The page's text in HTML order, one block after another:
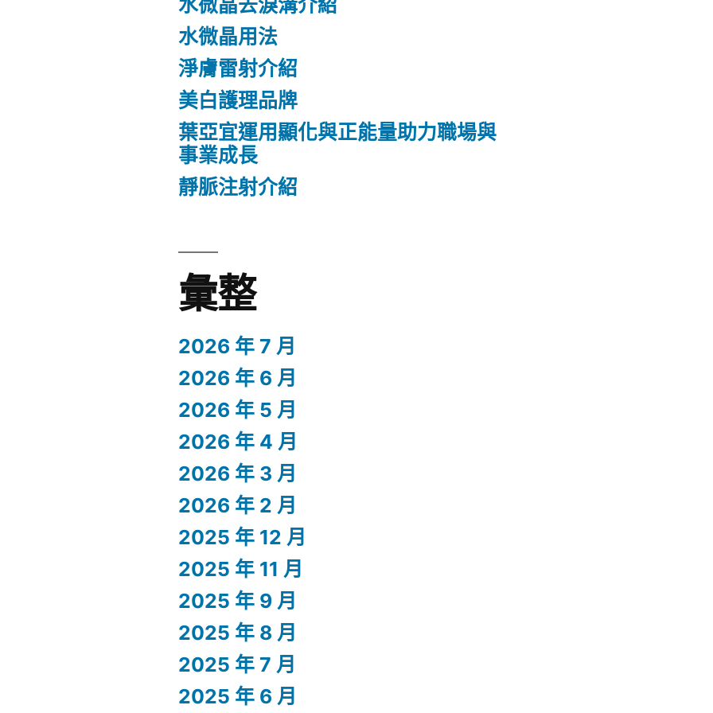
水微晶去淚溝介紹
水微晶用法
淨膚雷射介紹
美白護理品牌
葉亞宜運用顯化與正能量助力職場與
事業成長
靜脈注射介紹
彙整
2026 年 7 月
2026 年 6 月
2026 年 5 月
2026 年 4 月
2026 年 3 月
2026 年 2 月
2025 年 12 月
2025 年 11 月
2025 年 9 月
2025 年 8 月
2025 年 7 月
2025 年 6 月